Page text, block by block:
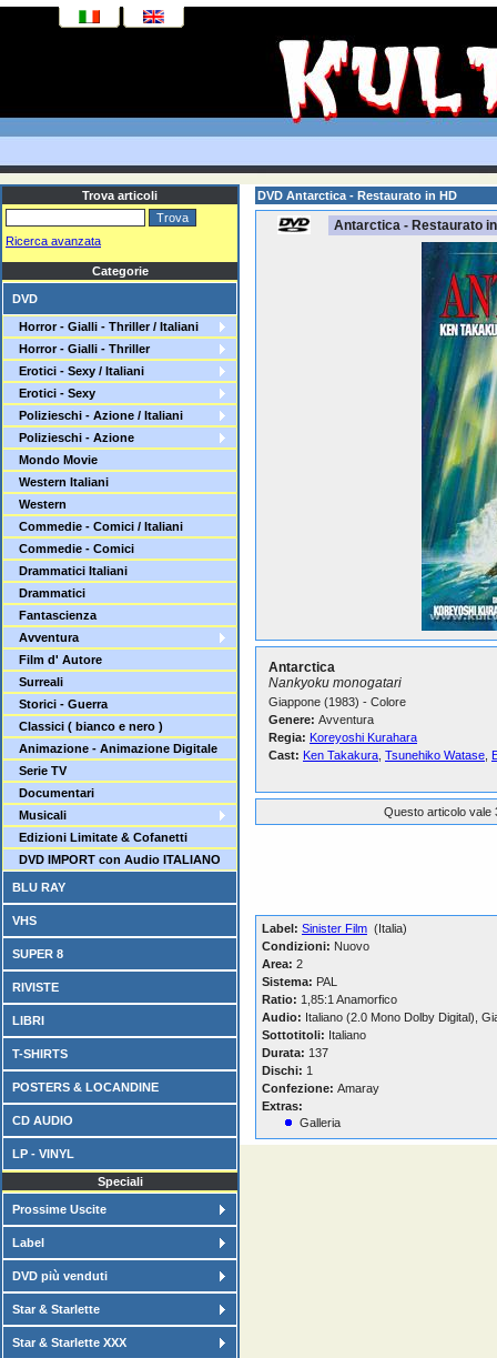
Trova articoli
Ricerca avanzata
Categorie
DVD
Horror - Gialli - Thriller / Italiani
Horror - Gialli - Thriller
Erotici - Sexy / Italiani
Erotici - Sexy
Polizieschi - Azione / Italiani
Polizieschi - Azione
Mondo Movie
Western Italiani
Western
Commedie - Comici / Italiani
Commedie - Comici
Drammatici Italiani
Drammatici
Fantascienza
Avventura
Film d' Autore
Surreali
Storici - Guerra
Classici ( bianco e nero )
Animazione - Animazione Digitale
Serie TV
Documentari
Musicali
Edizioni Limitate & Cofanetti
DVD IMPORT con Audio ITALIANO
BLU RAY
VHS
SUPER 8
RIVISTE
LIBRI
T-SHIRTS
POSTERS & LOCANDINE
CD AUDIO
LP - VINYL
Speciali
Prossime Uscite
Label
DVD più venduti
Star & Starlette
Star & Starlette XXX
DVD Antarctica - Restaurato in HD
Antarctica - Restaurato
Antarctica
Nankyoku monogatari
Giappone (1983) - Colore
Genere: Avventura
Regia: Koreyoshi Kurahara
Cast: Ken Takakura Tsunehiko Watase
Questo articolo vale
Label: Sinister Film (Italia)
Condizioni: Nuovo
Area: 2
Sistema: PAL
Ratio: 1,85:1 Anamorfico
Audio: Italiano (2.0 Mono Dolby Digital),
Sottotitoli: Italiano
Durata: 137
Dischi: 1
Confezione: Amaray
Extras:
Galleria